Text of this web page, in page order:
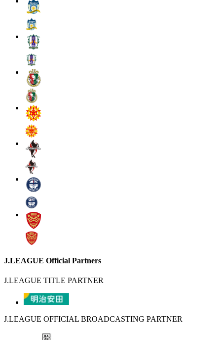
J.LEAGUE Official Partners
J.LEAGUE TITLE PARTNER
J.LEAGUE OFFICIAL BROADCASTING PARTNER